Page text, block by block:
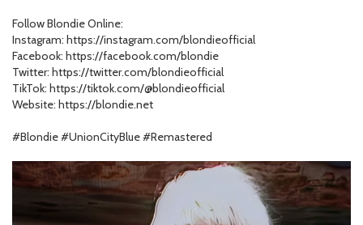
Follow Blondie Online:
Instagram: https://instagram.com/blondieofficial
Facebook: https://facebook.com/blondie
Twitter: https://twitter.com/blondieofficial
TikTok: https://tiktok.com/@blondieofficial
Website: https://blondie.net
#Blondie #UnionCityBlue #Remastered